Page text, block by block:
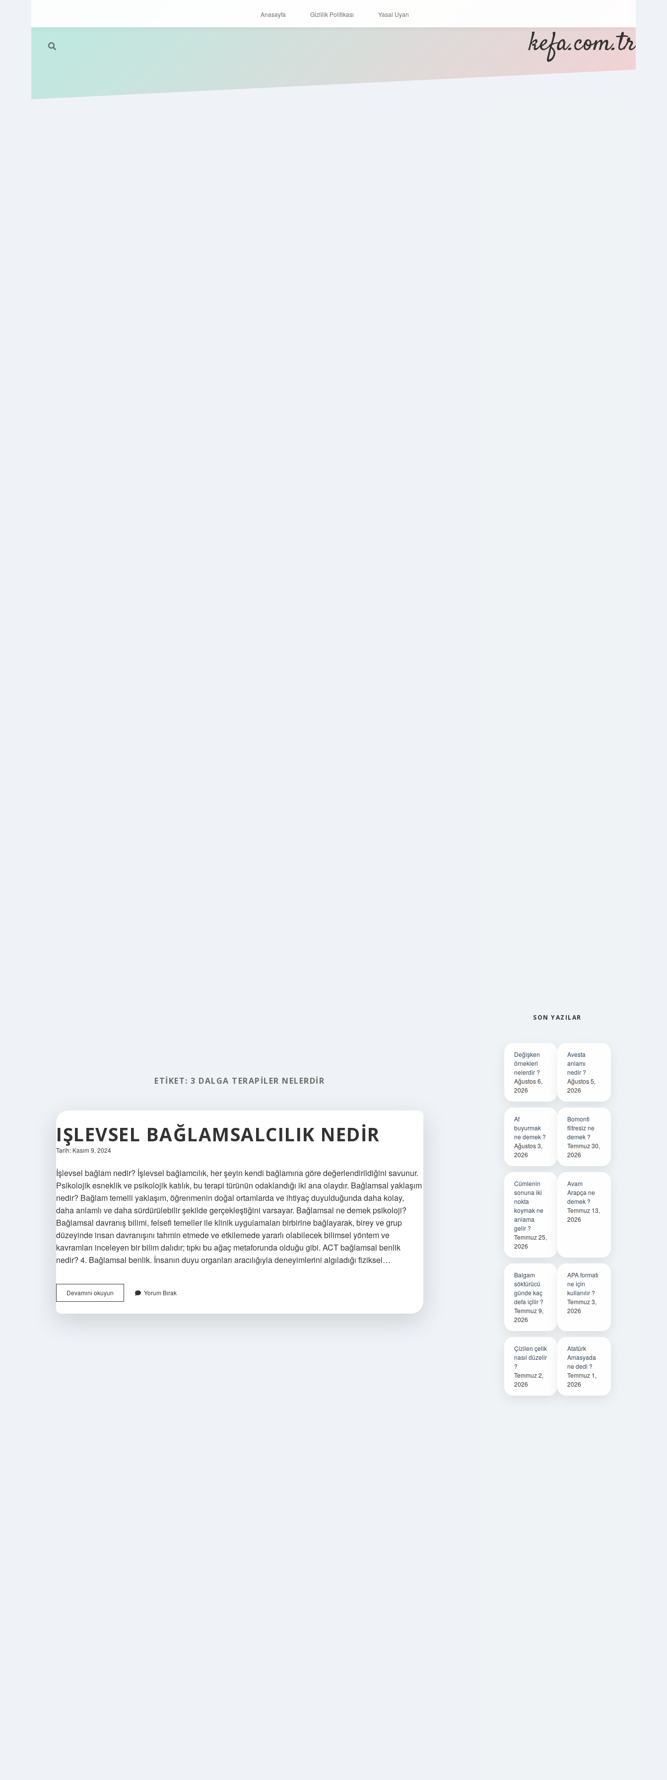
Anasayfa Gizlilik Politikası Yasal Uyarı
kefa.com.tr
ETIKET:3 DALGA TERAPILER NELERDIR
IŞLEVSEL BAĞLAMSALCILIK NEDIR
Tarih: Kasım 9, 2024
İşlevsel bağlam nedir? İşlevsel bağlamcılık, her şeyin kendi bağlamına göre değerlendirildiğini savunur.
Psikolojik esneklik ve psikolojik katılık, bu terapi türünün odaklandığı iki ana olaydır. Bağlamsal yaklaşım
nedir? Bağlam temelli yaklaşım, öğrenmenin doğal ortamlarda ve ihtiyaç duyulduğunda daha kolay,
daha anlamlı ve daha sürdürülebilir şekilde gerçekleştiğini varsayar. Bağlamsal ne demek psikoloji?
Bağlamsal davranış bilimi, felsefi temeller ile klinik uygulamaları birbirine bağlayarak, birey ve grup
düzeyinde insan davranışını tahmin etmede ve etkilemede yararlı olabilecek bilimsel yöntem ve
kavramları inceleyen bir bilim dalıdır; tıpkı bu ağaç metaforunda olduğu gibi. ACT bağlamsal benlik
nedir? 4. Bağlamsal benlik. İnsanın duyu organları aracılığıyla deneyimlerini algıladığı fiziksel…
Devamını okuyun
Bağlamsalcılık
Yorum Bırak
SON YAZILAR
Değişken
örnekleri
nelerdir ?
Ağustos 6,
2026
Avesta
anlamı
nedir ?
Ağustos 5,
2026
Af
buyurmak
ne demek ?
Ağustos 3,
2026
Bomonti
filtresiz ne
demek ?
Temmuz 30,
2026
Cümlenin
sonuna iki
nokta
koymak ne
anlama
gelir ?
Temmuz 25,
2026
Avam
Arapça ne
demek ?
Temmuz 13,
2026
Balgam
söktürücü
günde kaç
defa içilir ?
Temmuz 9,
2026
APA formatı
ne için
kullanılır ?
Temmuz 3,
2026
Çizilen çelik
nasıl düzelir
?
Temmuz 2,
2026
Atatürk
Amasyada
ne dedi ?
Temmuz 1,
2026